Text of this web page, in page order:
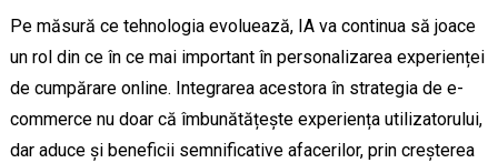
Pe măsură ce tehnologia evoluează, IA va continua să joace
un rol din ce în ce mai important în personalizarea experienței
de cumpărare online. Integrarea acestora în strategia de e-
commerce nu doar că îmbunătățește experiența utilizatorului,
dar aduce și beneficii semnificative afacerilor, prin creșterea